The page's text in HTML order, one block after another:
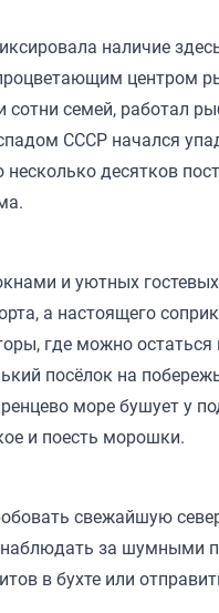
наличие
центром
семей, работал
СССР начался
несколько десятков
и уютных
а настоящего
где можно остаться
посёлок на
море бушует у
и поесть морошки.
свежайшую
наблюдать за шумными
в бухте или